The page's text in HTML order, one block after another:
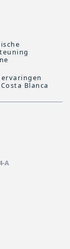
Blanca
A